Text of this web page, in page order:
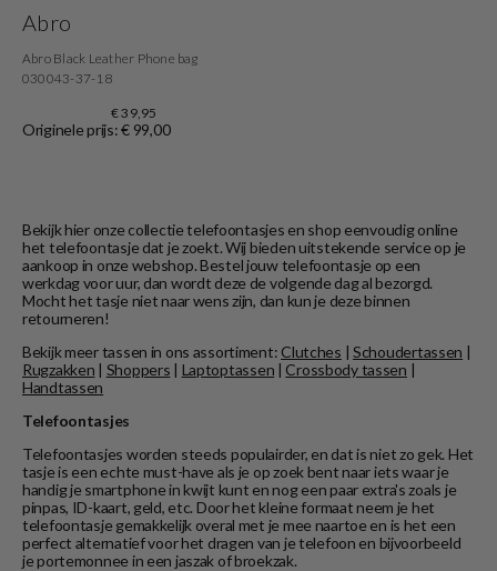
Abro
Abro Black Leather Phone bag
030043-37-18
€ 39,95
Originele prijs: € 99,00
Bekijk hier onze collectie telefoontasjes en shop eenvoudig online
het telefoontasje dat je zoekt. Wij bieden uitstekende service op je
aankoop in onze webshop. Bestel jouw telefoontasje op een
werkdag voor uur, dan wordt deze de volgende dag al bezorgd.
Mocht het tasje niet naar wens zijn, dan kun je deze binnen
retourneren!
Bekijk meer tassen in ons assortiment: Clutches |Schoudertassen |
Rugzakken | Shoppers | Laptoptassen | Crossbody tassen |
Handtassen
Telefoontasjes
Telefoontasjes worden steeds populairder, en dat is niet zo gek. Het
tasje is een echte must-have als je op zoek bent naar iets waar je
handig je smartphone in kwijt kunt en nog een paar extra's zoals je
pinpas, ID-kaart, geld, etc. Door het kleine formaat neem je het
telefoontasje gemakkelijk overal met je mee naartoe en is het een
perfect alternatief voor het dragen van je telefoon en bijvoorbeeld
je portemonnee in een jaszak of broekzak.